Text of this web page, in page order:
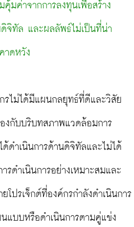
คุ้มค่าจากการลงทุนเพื่อสร้าง
จิทัล และผลลัพธ์ไม่เป็นที่น่า
าดหวัง
รไม่ได้มีแผนกลยุทธ์ที่ดีและวิสัย
งกับบริบทสภาพแวดล้อมการ
ดำเนินการด้านดิจิทัลและไม่ได้
รดำเนินการอย่างเหมาะสมและ
โปรเจ็กต์ที่องค์กรกำลังดำเนินการ
นแบบหรือดำเนินการตามคู่แข่ง